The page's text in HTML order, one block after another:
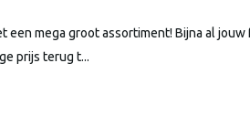
een mega groot assortiment! Bijna al
prijs terug t...